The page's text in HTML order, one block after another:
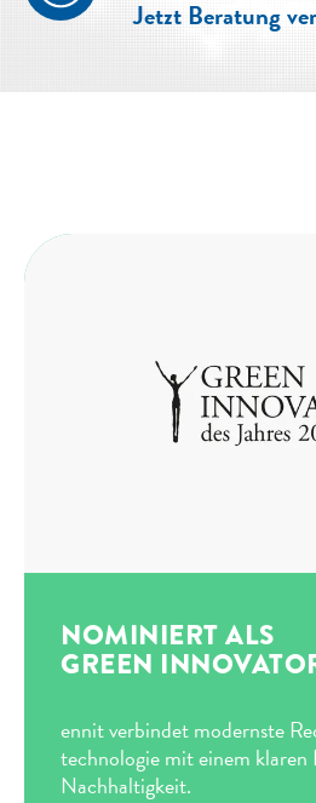
Jetzt Beratung
GREEN IT
Die Heraus­forderungen
Unternehmen stehen vor der
Infrastruktur nachhaltig und
gestalten. Mit grüner IT